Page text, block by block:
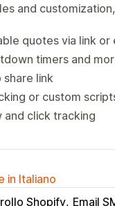
and
quotes via link or
timers and
link
or custom
and click tracking
in Italiano
Shopify Email